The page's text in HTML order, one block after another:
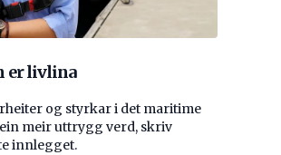
er livlina
og styrkar i det maritime
meir uttrygg verd, skriv
innlegget.